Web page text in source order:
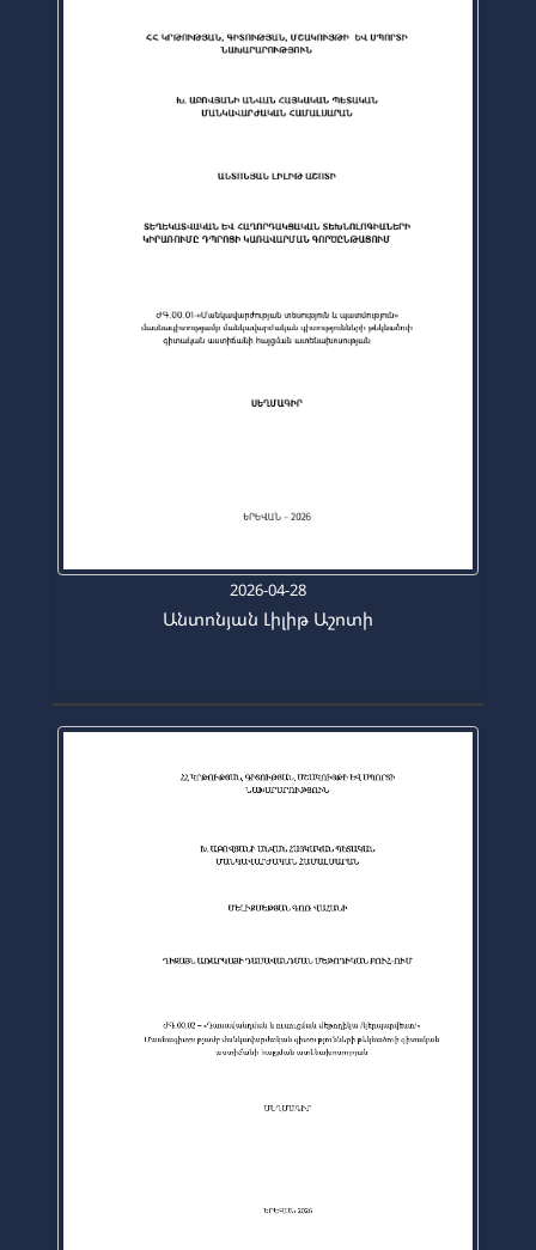
2026-04-28
Անտոնյան Լիլիթ Աշոտի